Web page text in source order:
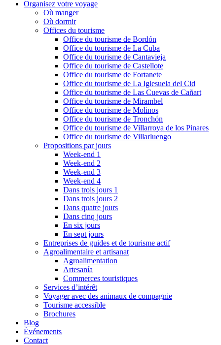
Organisez votre voyage
Où manger
Où dormir
Offices du tourisme
Office du tourisme de Bordón
Office du tourisme de La Cuba
Office du tourisme de Cantavieja
Office du tourisme de Castellote
Office du tourisme de Fortanete
Office du tourisme de La Iglesuela del Cid
Office du tourisme de Las Cuevas de Cañart
Office du tourisme de Mirambel
Office du tourisme de Molinos
Office du tourisme de Tronchón
Office du tourisme de Villarroya de los Pinares
Office du tourisme de Villarluengo
Propositions par jours
Week-end 1
Week-end 2
Week-end 3
Week-end 4
Dans trois jours 1
Dans trois jours 2
Dans quatre jours
Dans cinq jours
En six jours
En sept jours
Entreprises de guides et de tourisme actif
Agroalimentaire et artisanat
Agroalimentation
Artesanía
Commerces touristiques
Services d’intérêt
Voyager avec des animaux de compagnie
Tourisme accessible
Brochures
Blog
Événements
Contact